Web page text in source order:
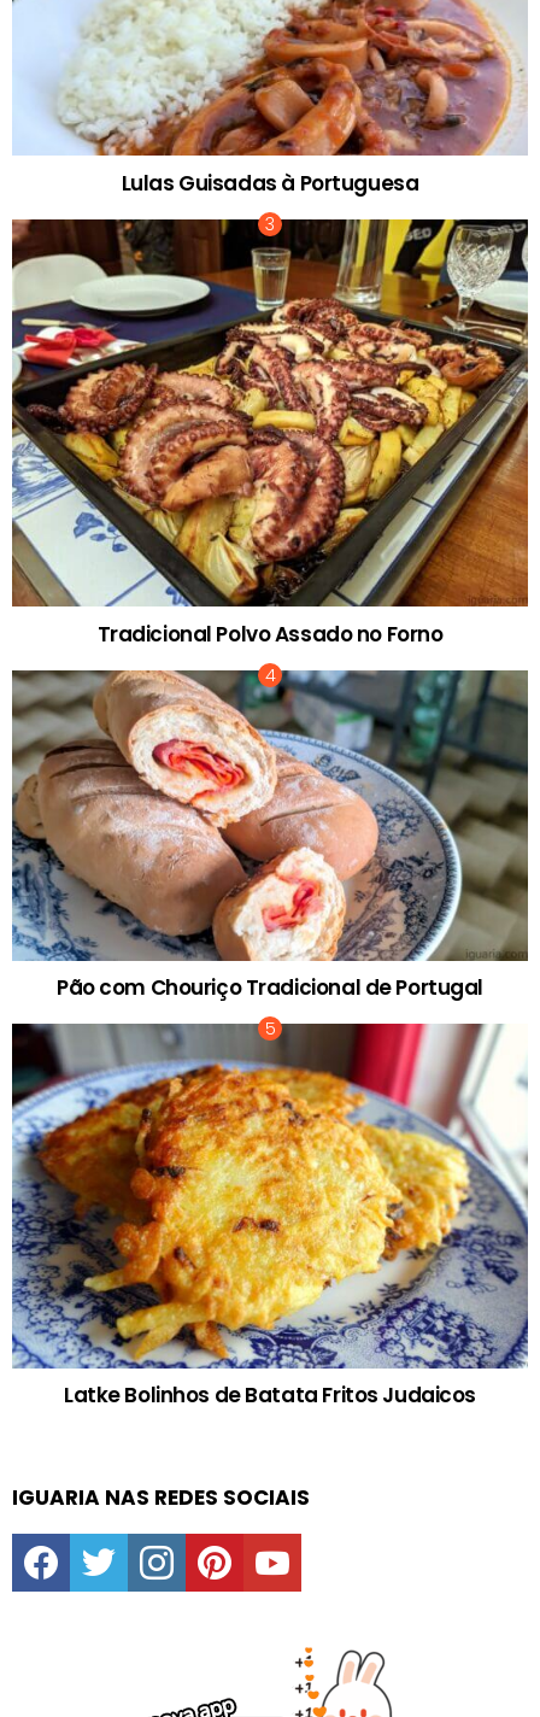
Lulas Guisadas à Portuguesa
Tradicional Polvo Assado no Forno
Pão com Chouriço Tradicional de Portugal
Latke Bolinhos de Batata Fritos Judaicos
IGUARIA NAS REDES SOCIAIS
facebooktwitter instagrampinterestyoutube